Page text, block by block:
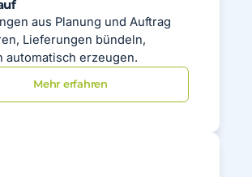
aus Planung und Auftrag
Lieferungen bündeln,
automatisch erzeugen.
Mehr erfahren